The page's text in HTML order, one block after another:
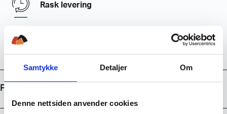
Samtykke Detaljer Om
Denne nettsiden anvender cookies
Rask levering
Produktdetaljer